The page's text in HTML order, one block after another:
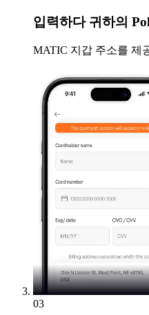
입력하다귀하의
MATIC 지갑 주소를 제
03